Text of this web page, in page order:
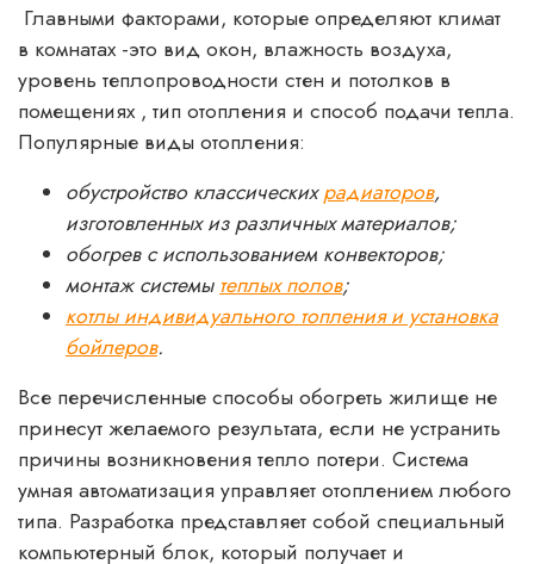
Главными факторами, которые определяют климат
в комнатах -это вид окон, влажность воздуха,
уровень теплопроводности стен и потолков в
помещениях , тип отопления и способ подачи тепла.
Популярные виды отопления:
обустройство классическихрадиаторов,
изготовленных из различных материалов;
обогрев с использованием конвекторов;
монтаж системытеплых полов;
котлы индивидуального топления и установка
бойлеров.
Все перечисленные способы обогреть жилище не
принесут желаемого результата, если не устранить
причины возникновения тепло потери. Система
умная автоматизация управляет отоплением любого
типа. Разработка представляет собой специальный
компьютерный блок, который получает и